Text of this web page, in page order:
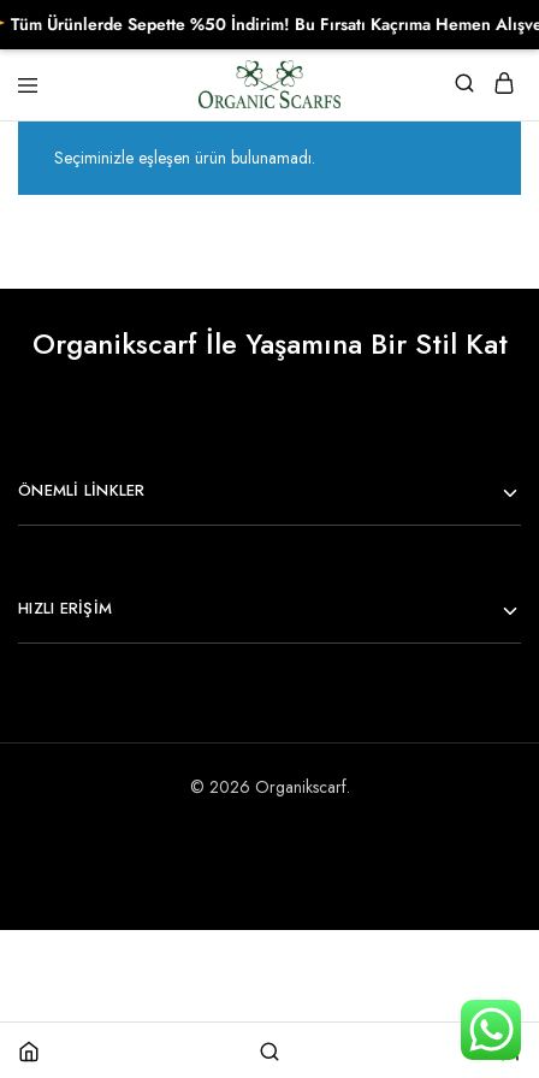
Organikscarf
Seçiminizle eşleşen ürün bulunamadı.
Organikscarf İle Yaşamına Bir Stil Kat
ÖNEMLI LINKLER
HIZLI ERİŞİM
© 2026 Organikscarf.
Tüm Ürünlerde Sepette %50 İndirim! Bu Fırsatı Kaçrıma Hemen